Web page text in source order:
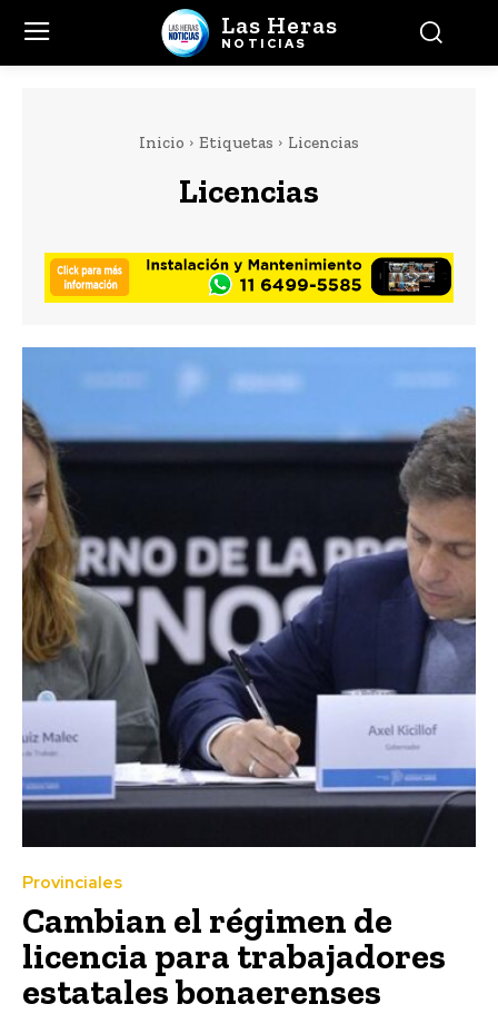
Las Heras
NOTICIAS
Inicio Etiquetas Licencias
Licencias
Provinciales
Cambian el régimen de
licencia para trabajadores
estatales bonaerenses